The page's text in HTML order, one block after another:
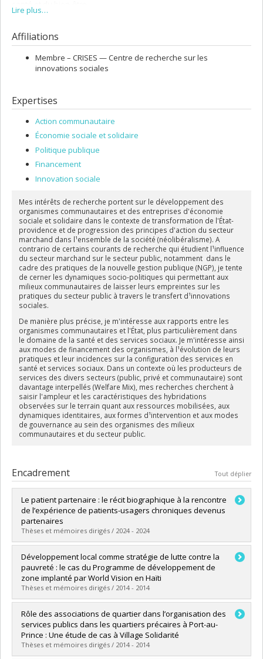
Lire plus…
Affiliations
Membre – CRISES — Centre de recherche sur les
innovations sociales
Expertises
Action communautaire
Économie sociale et solidaire
Politique publique
Financement
Innovation sociale
Mes intérêts de recherche portent sur le développement des
organismes communautaires et des entreprises d'économie
sociale et solidaire dans le contexte de transformation de l'État-
providence et de progression des principes d'action du secteur
marchand dans l¹ensemble de la société (néolibéralisme). A
contrario de certains courants de recherche qui étudient l¹influence
du secteur marchand sur le secteur public, notamment dans le
cadre des pratiques de la nouvelle gestion publique (NGP), je tente
de cerner les dynamiques socio-politiques qui permettant aux
milieux communautaires de laisser leurs empreintes sur les
pratiques du secteur public à travers le transfert d¹innovations
sociales.
De manière plus précise, je m'intéresse aux rapports entre les
organismes communautaires et l'État, plus particulièrement dans
le domaine de la santé et des services sociaux. Je m'intéresse ainsi
aux modes de financement des organismes, à l¹évolution de leurs
pratiques et leur incidences sur la configuration des services en
santé et services sociaux. Dans un contexte où les producteurs de
services des divers secteurs (public, privé et communautaire) sont
davantage interpellés (Welfare Mix), mes recherches cherchent à
saisir l'ampleur et les caractéristiques des hybridations
observées sur le terrain quant aux ressources mobilisées, aux
dynamiques identitaires, aux formes d¹intervention et aux modes
de gouvernance au sein des organismes des milieux
communautaires et du secteur public.
Encadrement Tout déplier
Le patient partenaire : le récit biographique à la rencontre
de l’expérience de patients-usagers chroniques devenus
partenaires
Thèses et mémoires dirigés / 2024 - 2024
Diplômé(e) :Paré-Tremblay, Alexandra
Cycle :Maîtrise
Diplôme obtenu :M. Sc.
Lien vers le document dans Papyrus
Développement local comme stratégie de lutte contre la
pauvreté : le cas du Programme de développement de
zone implanté par World Vision en Haïti
Thèses et mémoires dirigés / 2014 - 2014
Diplômé(e) :Pierre, Mislie
Cycle :Maîtrise
Diplôme obtenu :M. Sc.
Lien vers le document dans Papyrus
Rôle des associations de quartier dans l’organisation des
services publics dans les quartiers précaires à Port-au-
Prince : Une étude de cas à Village Solidarité
Thèses et mémoires dirigés / 2014 - 2014